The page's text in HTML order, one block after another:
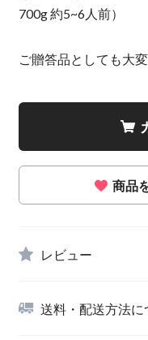
700g 約5~6人前）
ご贈答品としても大
商品
レビュー
送料・配送方法に